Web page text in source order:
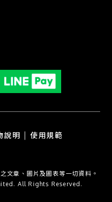
關於收購
說明
使用規範
文章、圖片及圖表等一切資料。
All Rights Reserved.